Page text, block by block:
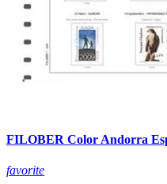
FILOBER Color Andorra
favorite